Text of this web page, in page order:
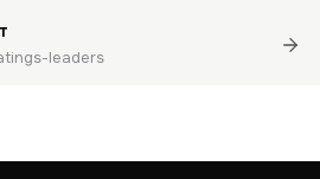
leaders